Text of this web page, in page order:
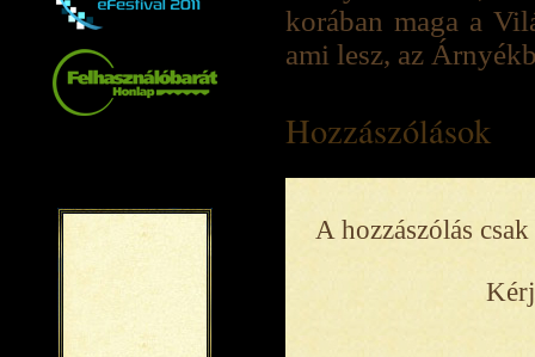
korában maga a
ami lesz, az
Hozzászólások
A hozzászólás